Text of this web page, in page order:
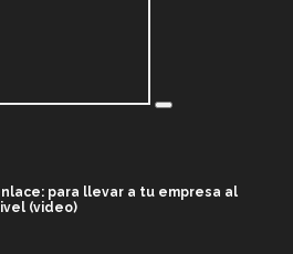
para llevar a tu empresa al
(video)